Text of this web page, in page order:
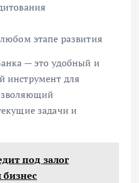
этапе развития
— это удобный и
инструмент для
задачи и
под залог